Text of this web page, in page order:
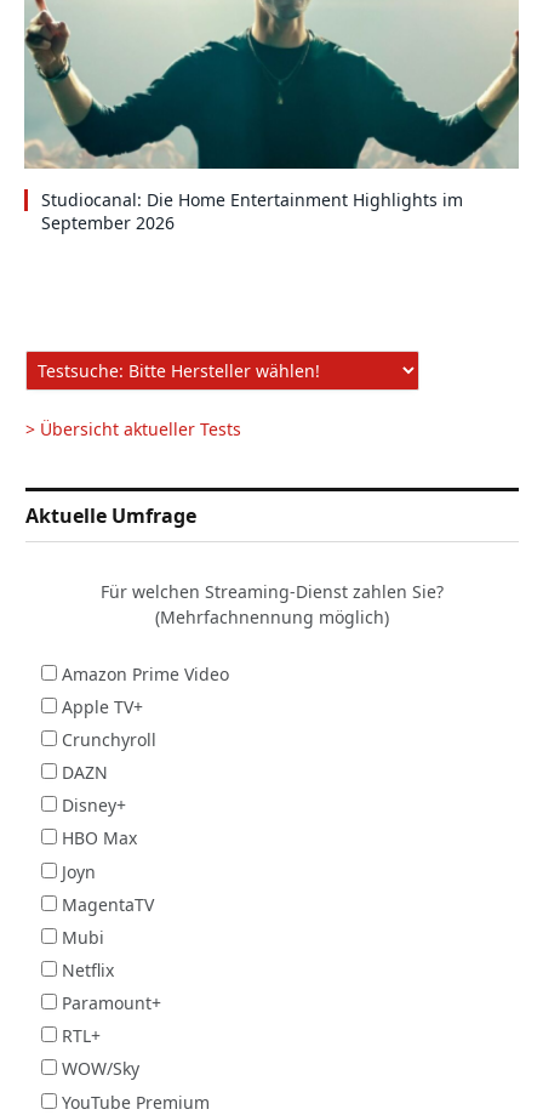
Studiocanal: Die Home Entertainment Highlights im
September 2026
> Übersicht aktueller Tests
Aktuelle Umfrage
Für welchen Streaming-Dienst zahlen Sie?
(Mehrfachnennung möglich)
Amazon Prime Video
Apple TV+
Crunchyroll
DAZN
Disney+
HBO Max
Joyn
MagentaTV
Mubi
Netflix
Paramount+
RTL+
WOW/Sky
YouTube Premium